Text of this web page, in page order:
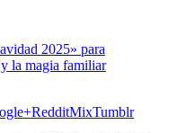
RedditMixTumblr